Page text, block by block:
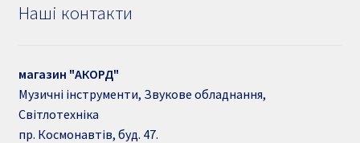
Наші контакти
магазин "АКОРД"
Музичні інструменти, Звукове обладнання,
Світлотехніка
пр. Космонавтів, буд. 47.